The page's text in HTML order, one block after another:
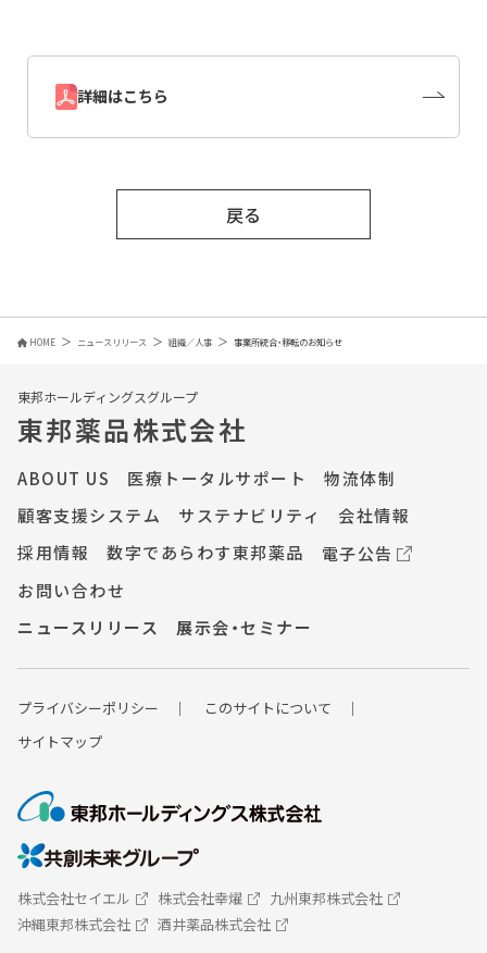
詳細はこちら
戻る
HOME ニュースリリース 組織／人事 事業所統合・移転のお知らせ
東邦ホールディングスグループ
東邦薬品株式会社
ABOUT US 医療トータルサポート
物流体制
顧客支援システム
サステナビリティ
会社情報
採用情報
数字であらわす東邦薬品
電子公告
お問い合わせ
ニュースリリース
展示会・セミナー
プライバシーポ リシー
このサイトについて
サイトマップ
株式会社セイエル 株式会社幸燿
九州東邦株式会社
沖縄東邦株式会社
酒井薬品株式会社